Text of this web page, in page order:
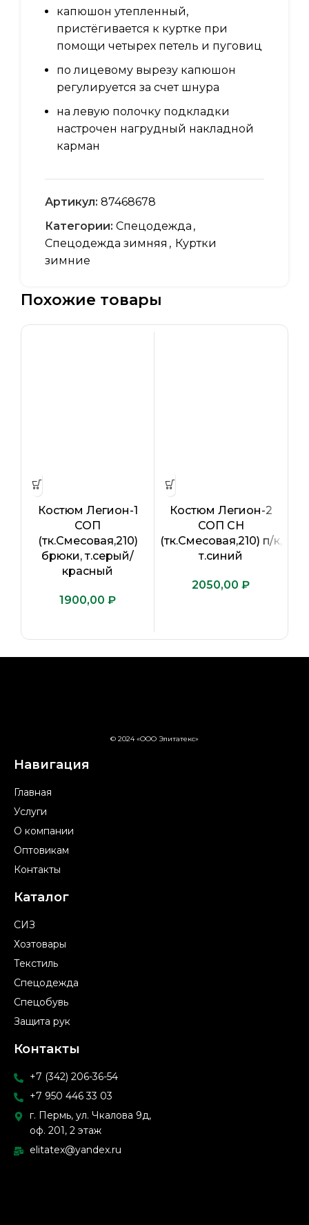
капюшон утепленный,
пристёгивается к куртке при
помощи четырех петель и пуговиц
по лицевому вырезу капюшон
регулируется за счет шнура
на левую полочку подкладки
настрочен нагрудный накладной
карман
Артикул: 87468678
Категории: Спецодежда ,
Спецодежда зимняя , Куртки
зимние
Похожие товары
Костюм Легион-1
СОП
(тк.Смесовая,210)
брюки, т.серый/
красный
₽
Костюм Легион-2
СОП CH
(тк.Смесовая,210) п/к,
т.синий
₽
© 2024 «ООО Элитатекс»
Навигация
Главная
Услуги
О компании
Оптовикам
Контакты
Каталог
СИЗ
Хозтовары
Текстиль
Спецодежда
Спецобувь
Защита рук
Контакты
+7 (342) 206-36-54
+7 950 446 33 03
г. Пермь, ул. Чкалова 9д,
оф. 201, 2 этаж
elitatex@yandex.ru